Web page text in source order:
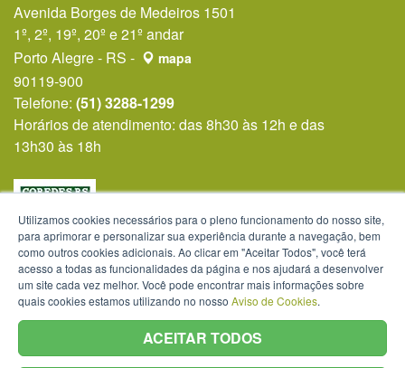
Avenida Borges de Medeiros 1501
1º, 2º, 19º, 20º e 21º andar
Porto Alegre - RS -
mapa
90119-900
Telefone: (51) 3288-1299
Horários de atendimento: das 8h30 às 12h e das
13h30 às 18h
Utilizamos cookies necessários para o pleno funcionamento do nosso site,
para aprimorar e personalizar sua experiência durante a navegação, bem
como outros cookies adicionais. Ao clicar em "Aceitar Todos", você terá
acesso a todas as funcionalidades da página e nos ajudará a desenvolver
um site cada vez melhor. Você pode encontrar mais informações sobre
quais cookies estamos utilizando no nosso Aviso de Cookies.
ACEITAR TODOS